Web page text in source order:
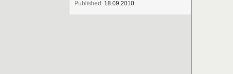
Published: 18.09.2010